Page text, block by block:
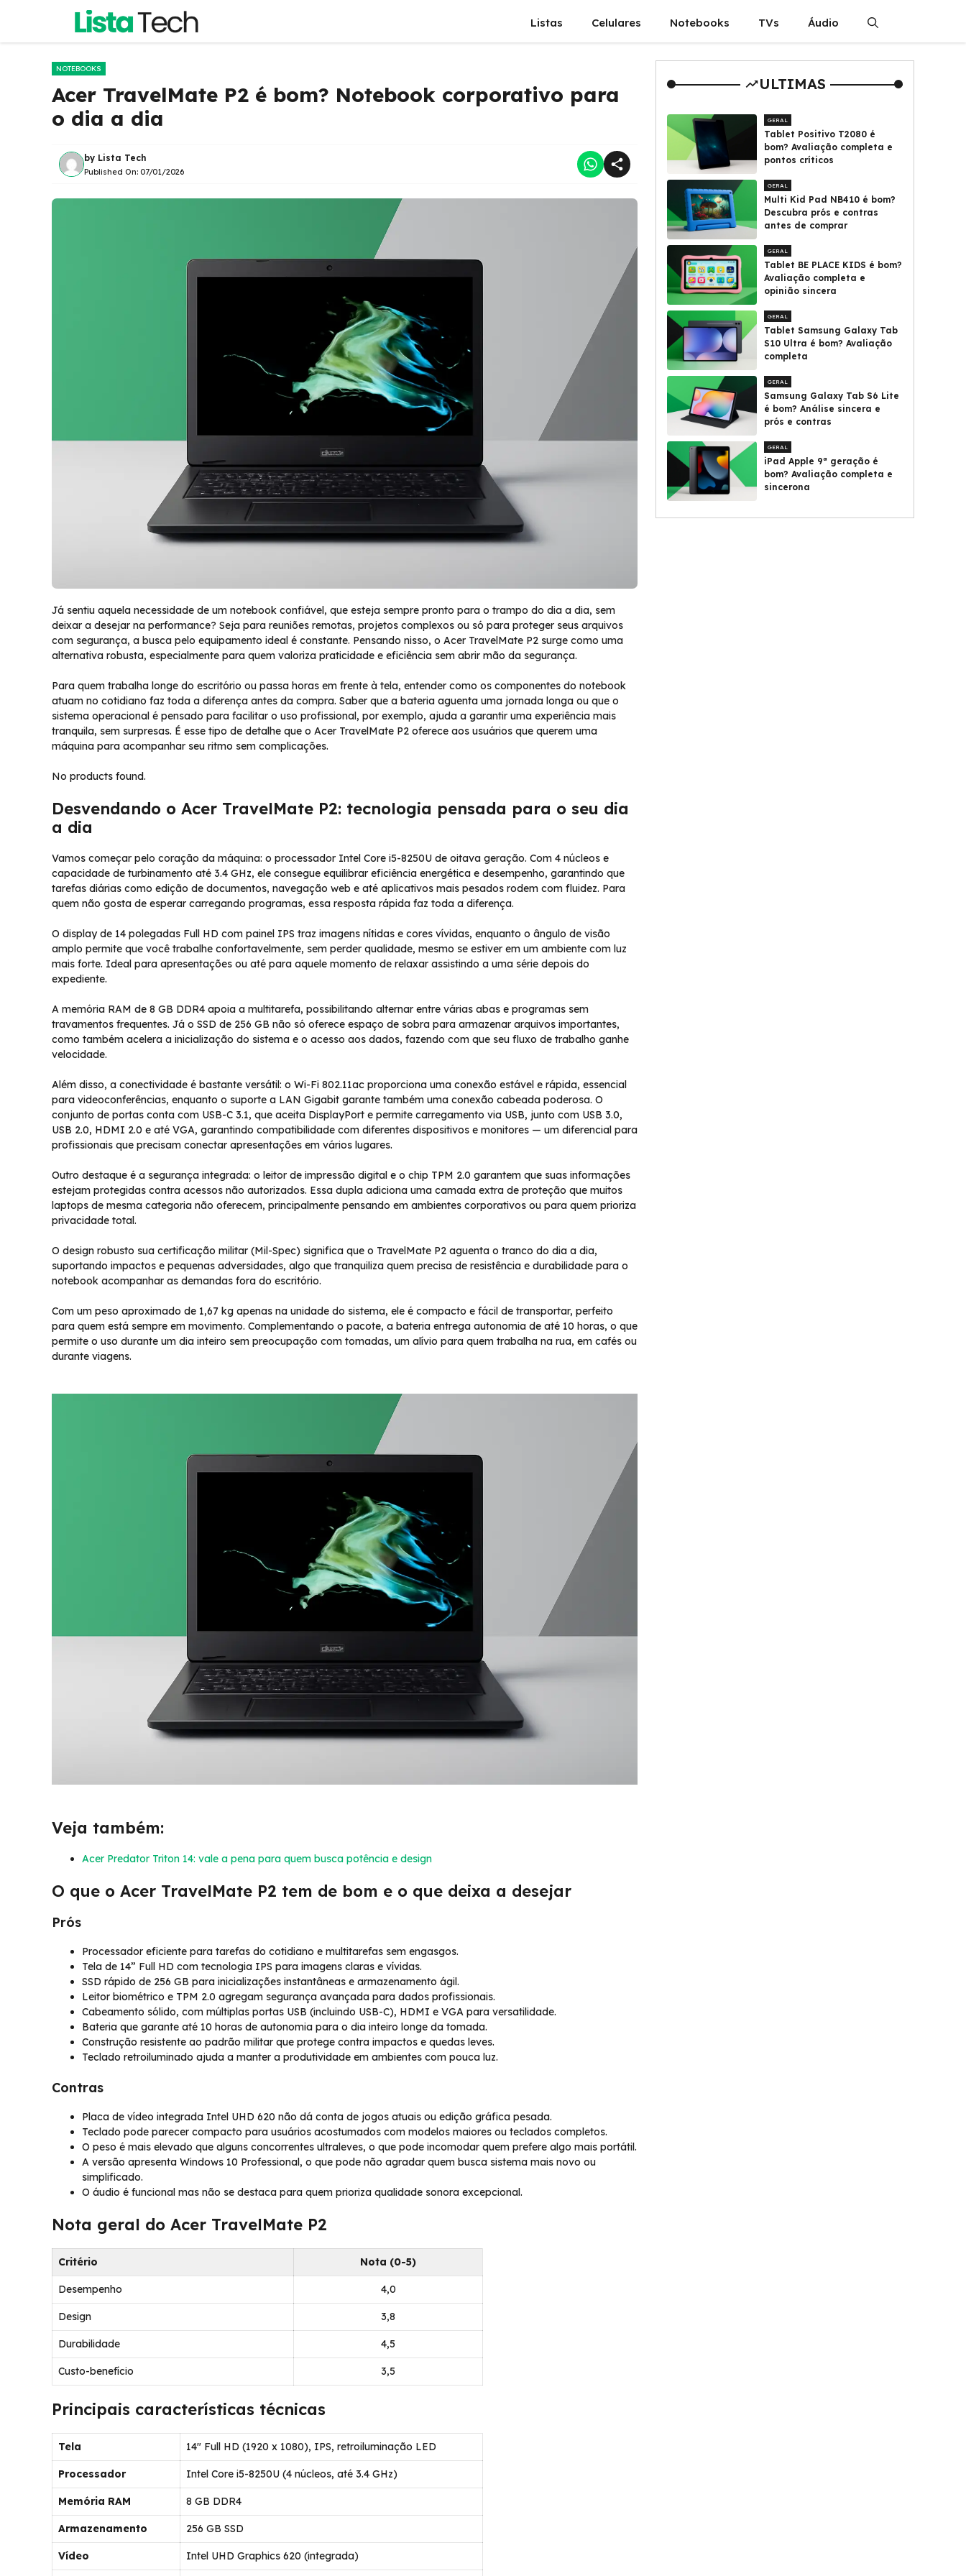
o
Listas Celulares Notebooks TVs Áudio
NOTEBOOKS
Acer TravelMate P2 é bom? Notebook corporativo para
o dia a dia
by Lista Tech
Published On: 07/01/2026
Já sentiu aquela necessidade de um notebook confiável, que esteja sempre pronto para o trampo do dia a dia, sem
deixar a desejar na performance? Seja para reuniões remotas, projetos complexos ou só para proteger seus arquivos
com segurança, a busca pelo equipamento ideal é constante. Pensando nisso, o Acer TravelMate P2 surge como uma
alternativa robusta, especialmente para quem valoriza praticidade e eficiência sem abrir mão da segurança.
Para quem trabalha longe do escritório ou passa horas em frente à tela, entender como os componentes do notebook
atuam no cotidiano faz toda a diferença antes da compra. Saber que a bateria aguenta uma jornada longa ou que o
sistema operacional é pensado para facilitar o uso profissional, por exemplo, ajuda a garantir uma experiência mais
tranquila, sem surpresas. É esse tipo de detalhe que o Acer TravelMate P2 oferece aos usuários que querem uma
máquina para acompanhar seu ritmo sem complicações.
No products found.
Desvendando o Acer TravelMate P2: tecnologia pensada para o seu dia
a dia
Vamos começar pelo coração da máquina: o processador Intel Core i5-8250U de oitava geração. Com 4 núcleos e
capacidade de turbinamento até 3.4 GHz, ele consegue equilibrar eficiência energética e desempenho, garantindo que
tarefas diárias como edição de documentos, navegação web e até aplicativos mais pesados rodem com fluidez. Para
quem não gosta de esperar carregando programas, essa resposta rápida faz toda a diferença.
O display de 14 polegadas Full HD com painel IPS traz imagens nítidas e cores vívidas, enquanto o ângulo de visão
amplo permite que você trabalhe confortavelmente, sem perder qualidade, mesmo se estiver em um ambiente com luz
mais forte. Ideal para apresentações ou até para aquele momento de relaxar assistindo a uma série depois do
expediente.
A memória RAM de 8 GB DDR4 apoia a multitarefa, possibilitando alternar entre várias abas e programas sem
travamentos frequentes. Já o SSD de 256 GB não só oferece espaço de sobra para armazenar arquivos importantes,
como também acelera a inicialização do sistema e o acesso aos dados, fazendo com que seu fluxo de trabalho ganhe
velocidade.
Além disso, a conectividade é bastante versátil: o Wi-Fi 802.11ac proporciona uma conexão estável e rápida, essencial
para videoconferências, enquanto o suporte a LAN Gigabit garante também uma conexão cabeada poderosa. O
conjunto de portas conta com USB-C 3.1, que aceita DisplayPort e permite carregamento via USB, junto com USB 3.0,
USB 2.0, HDMI 2.0 e até VGA, garantindo compatibilidade com diferentes dispositivos e monitores — um diferencial para
profissionais que precisam conectar apresentações em vários lugares.
Outro destaque é a segurança integrada: o leitor de impressão digital e o chip TPM 2.0 garantem que suas informações
estejam protegidas contra acessos não autorizados. Essa dupla adiciona uma camada extra de proteção que muitos
laptops de mesma categoria não oferecem, principalmente pensando em ambientes corporativos ou para quem prioriza
privacidade total.
O design robusto sua certificação militar (Mil-Spec) significa que o TravelMate P2 aguenta o tranco do dia a dia,
suportando impactos e pequenas adversidades, algo que tranquiliza quem precisa de resistência e durabilidade para o
notebook acompanhar as demandas fora do escritório.
Com um peso aproximado de 1,67 kg apenas na unidade do sistema, ele é compacto e fácil de transportar, perfeito
para quem está sempre em movimento. Complementando o pacote, a bateria entrega autonomia de até 10 horas, o que
permite o uso durante um dia inteiro sem preocupação com tomadas, um alívio para quem trabalha na rua, em cafés ou
durante viagens.
Veja também:
Acer Predator Triton 14: vale a pena para quem busca potência e design
O que o Acer TravelMate P2 tem de bom e o que deixa a desejar
Prós
Processador eficiente para tarefas do cotidiano e multitarefas sem engasgos.
Tela de 14” Full HD com tecnologia IPS para imagens claras e vívidas.
SSD rápido de 256 GB para inicializações instantâneas e armazenamento ágil.
Leitor biométrico e TPM 2.0 agregam segurança avançada para dados profissionais.
Cabeamento sólido, com múltiplas portas USB (incluindo USB-C), HDMI e VGA para versatilidade.
Bateria que garante até 10 horas de autonomia para o dia inteiro longe da tomada.
Construção resistente ao padrão militar que protege contra impactos e quedas leves.
Teclado retroiluminado ajuda a manter a produtividade em ambientes com pouca luz.
Contras
Placa de vídeo integrada Intel UHD 620 não dá conta de jogos atuais ou edição gráfica pesada.
Teclado pode parecer compacto para usuários acostumados com modelos maiores ou teclados completos.
O peso é mais elevado que alguns concorrentes ultraleves, o que pode incomodar quem prefere algo mais portátil.
A versão apresenta Windows 10 Professional, o que pode não agradar quem busca sistema mais novo ou
simplificado.
O áudio é funcional mas não se destaca para quem prioriza qualidade sonora excepcional.
Nota geral do Acer TravelMate P2
Critério Nota (0-5)
Desempenho 4,0
Design 3,8
Durabilidade 4,5
Custo-benefício 3,5
Principais características técnicas
Tela 14″ Full HD (1920 x 1080), IPS, retroiluminação LED
Processador Intel Core i5-8250U (4 núcleos, até 3.4 GHz)
Memória RAM 8 GB DDR4
Armazenamento 256 GB SSD
Vídeo Intel UHD Graphics 620 (integrada)
ULTIMAS
GERAL
Tablet Positivo T2080 é
bom? Avaliação completa e
pontos críticos
GERAL
Multi Kid Pad NB410 é bom?
Descubra prós e contras
antes de comprar
GERAL
Tablet BE PLACE KIDS é bom?
Avaliação completa e
opinião sincera
GERAL
Tablet Samsung Galaxy Tab
S10 Ultra é bom? Avaliação
completa
GERAL
Samsung Galaxy Tab S6 Lite
é bom? Análise sincera e
prós e contras
GERAL
iPad Apple 9ª geração é
bom? Avaliação completa e
sincerona